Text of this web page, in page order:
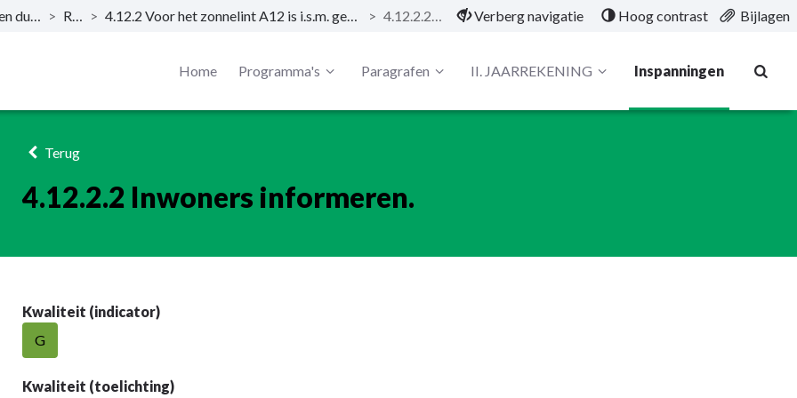
Opgave: Een duurzame toekomst (Energietransitie) > Resultaat > 4.12.2 Voor het zonnelint A12 is i.s.m. gemeenten Utrecht en Montfoort, de provincie en RWS een uitvoeringsplan opgesteld. > 4.12.2.2 Inwoners informeren. Verberg navigatie Hoog contrast Bijlagen
Home Programma's Paragrafen II. JAARREKENING Inspanningen
Terug
4.12.2.2 Inwoners informeren.
Kwaliteit (indicator)
G
Kwaliteit (toelichting)